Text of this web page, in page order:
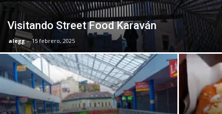
Visitando Street Food Karaván
alegg - 15 febrero, 2025